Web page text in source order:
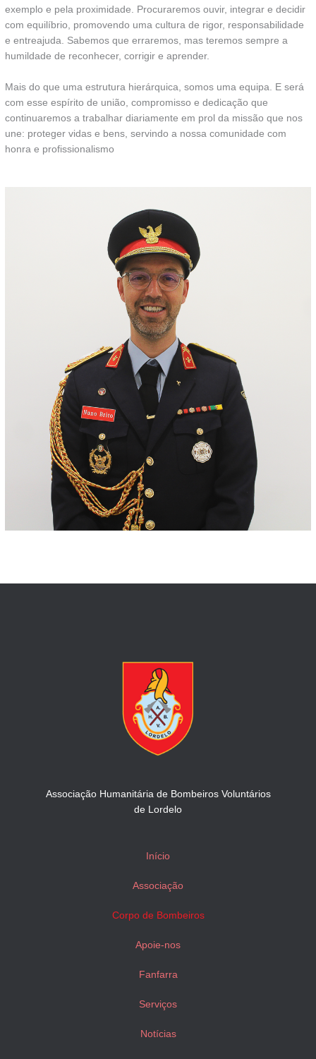
exemplo e pela proximidade. Procuraremos ouvir, integrar e decidir
com equilíbrio, promovendo uma cultura de rigor, responsabilidade
e entreajuda. Sabemos que erraremos, mas teremos sempre a
humildade de reconhecer, corrigir e aprender.
Mais do que uma estrutura hierárquica, somos uma equipa. E será
com esse espírito de união, compromisso e dedicação que
continuaremos a trabalhar diariamente em prol da missão que nos
une: proteger vidas e bens, servindo a nossa comunidade com
honra e profissionalismo
Associação Humanitária de Bombeiros Voluntários
de Lordelo
Início
Associação
Corpo de Bombeiros
Apoie-nos
Fanfarra
Serviços
Notícias